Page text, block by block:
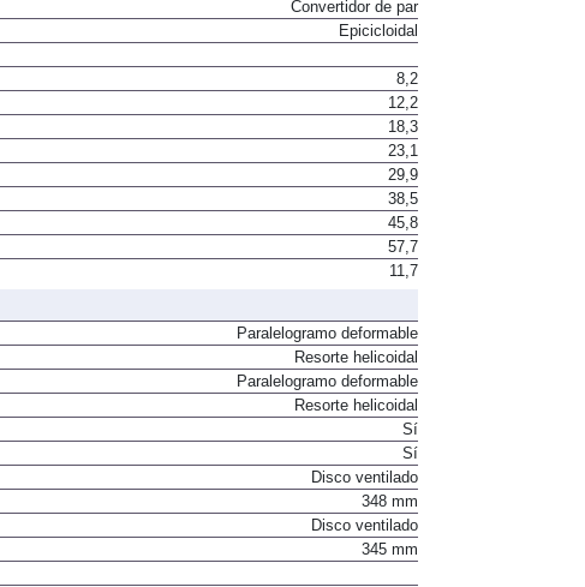
Convertidor de par
Epicicloidal
8,2
12,2
18,3
23,1
29,9
38,5
45,8
57,7
11,7
Paralelogramo deformable
Resorte helicoidal
Paralelogramo deformable
Resorte helicoidal
Sí
Sí
Disco ventilado
348 mm
Disco ventilado
345 mm